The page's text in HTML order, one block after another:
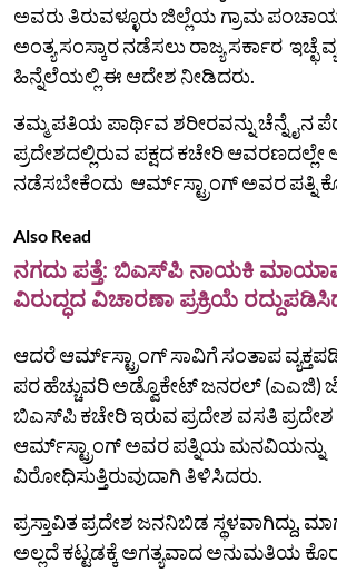
ಅವರು ತಿರುವಳ್ಳೂರು ಜಿಲ್ಲೆಯ ಗ್ರಾಮ
ಅಂತ್ಯ ಸಂಸ್ಕಾರ ನಡೆಸಲು ರಾಜ್ಯ ಸರ್ಕಾರ ಇಚ್ಛೆ
ಹಿನ್ನೆಲೆಯಲ್ಲಿ ಈ ಆದೇಶ ನೀಡಿದರು.
ತಮ್ಮ ಪತಿಯ ಪಾರ್ಥಿವ ಶರೀರವನ್ನು ಚೆನ್ನೈನ
ಪ್ರದೇಶದಲ್ಲಿರುವ ಪಕ್ಷದ ಕಚೇರಿ ಆವರಣದಲ್ಲೇ
ನಡೆಸಬೇಕೆಂದು ಆರ್ಮ್‌ಸ್ಟ್ರಾಂಗ್‌ ಅವರ ಪತ್ನಿ
Also Read
ನಗದು ಪತ್ತೆ: ಬಿಎಸ್‌ಪಿ ನಾಯಕಿ
ವಿರುದ್ಧದ ವಿಚಾರಣಾ ಪ್ರಕ್ರಿಯೆ
ಆದರೆ ಆರ್ಮ್‌ಸ್ಟ್ರಾಂಗ್‌ ಸಾವಿಗೆ ಸಂತಾಪ
ಪರ ಹೆಚ್ಚುವರಿ ಅಡ್ವೊಕೇಟ್ ಜನರಲ್ (ಎಎಜಿ)
ಬಿಎಸ್‌ಪಿ ಕಚೇರಿ ಇರುವ ಪ್ರದೇಶ ವಸತಿ ಪ್ರದೇಶ
ಆರ್ಮ್‌ಸ್ಟ್ರಾಂಗ್‌ ಅವರ ಪತ್ನಿಯ ಮನವಿಯನ್ನು
ವಿರೋಧಿಸುತ್ತಿರುವುದಾಗಿ ತಿಳಿಸಿದರು.
ಪ್ರಸ್ತಾವಿತ ಪ್ರದೇಶ ಜನನಿಬಿಡ ಸ್ಥಳವಾಗಿದ್ದು,
ಅಲ್ಲದೆ ಕಟ್ಟಡಕ್ಕೆ ಅಗತ್ಯವಾದ ಅನುಮತಿಯ